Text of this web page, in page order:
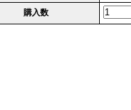
購入数